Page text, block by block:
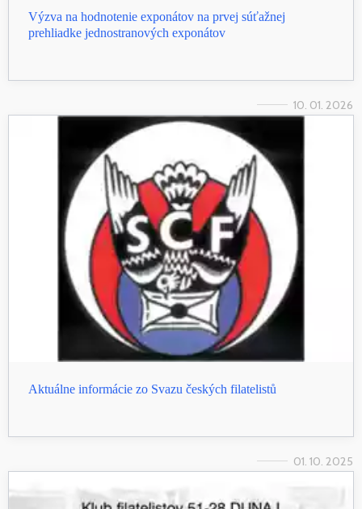
Výzva na hodnotenie exponátov na prvej súťažnej
prehliadke jednostranových exponátov
10. 01. 2026
Aktuálne informácie zo Svazu českých filatelistů
01. 10. 2025